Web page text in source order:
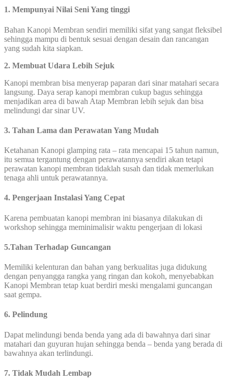
1. Mempunyai Nilai Seni Yang tinggi
Bahan Kanopi Membran sendiri memiliki sifat yang sangat fleksibel
sehingga mampu di bentuk sesuai dengan desain dan rancangan
yang sudah kita siapkan.
2. Membuat Udara Lebih Sejuk
Kanopi membran bisa menyerap paparan dari sinar matahari secara
langsung. Daya serap kanopi membran cukup bagus sehingga
menjadikan area di bawah Atap Membran lebih sejuk dan bisa
melindungi dar sinar UV.
3. Tahan Lama dan Perawatan Yang Mudah
Ketahanan Kanopi glamping rata – rata mencapai 15 tahun namun,
itu semua tergantung dengan perawatannya sendiri akan tetapi
perawatan kanopi membran tidaklah susah dan tidak memerlukan
tenaga ahli untuk perawatannya.
4. Pengerjaan Instalasi Yang Cepat
Karena pembuatan kanopi membran ini biasanya dilakukan di
workshop sehingga meminimalisir waktu pengerjaan di lokasi
5.Tahan Terhadap Guncangan
Memiliki kelenturan dan bahan yang berkualitas juga didukung
dengan penyangga rangka yang ringan dan kokoh, menyebabkan
Kanopi Membran tetap kuat berdiri meski mengalami guncangan
saat gempa.
6. Pelindung
Dapat melindungi benda benda yang ada di bawahnya dari sinar
matahari dan guyuran hujan sehingga benda – benda yang berada di
bawahnya akan terlindungi.
7. Tidak Mudah Lembap